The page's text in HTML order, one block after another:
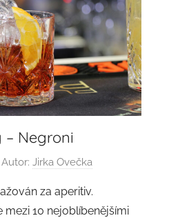
– Negroni
Autor: Jirka Ovečka
za aperitiv.
mezi 10 nejoblíbenějšími